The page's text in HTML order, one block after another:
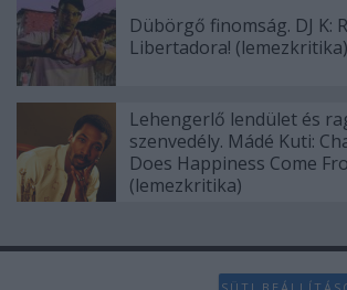
Dübörgő finomság. DJ K:
Libertadora! (lemezkritika)
Lehengerlő lendület és
szenvedély. Mádé Kuti:
Does Happiness Come
(lemezkritika)